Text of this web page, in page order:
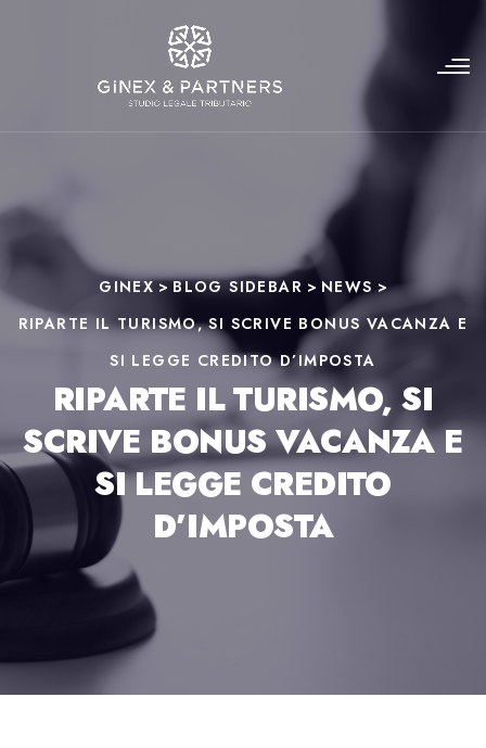
GINEX>BLOG SIDEBAR > NEWS >
RIPARTE IL TURISMO, SI SCRIVE BONUS VACANZA E
SI LEGGE CREDITO D’IMPOSTA
RIPARTE IL TURISMO, SI
SCRIVE BONUS VACANZA E
SI LEGGE CREDITO
D’IMPOSTA